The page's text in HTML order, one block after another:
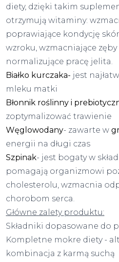
diety, dzięki takim
otrzymują witaminy:
poprawiające kondycję
wzroku, wzmacniające zęby
normalizujące pracę jelita.
Białko kurczaka- jest
mleku matki
Błonnik roślinny i
zoptymalizować trawienie
Węglowodany- zawarte w
energii na długi czas
Szpinak- jest bogaty w
pomagają organizmowi
cholesterolu, wzmacnia
chorobom serca.
Główne zalety produktu:
Składniki dopasowane do
Kompletne mokre diety -
kombinacja z karmą suchą